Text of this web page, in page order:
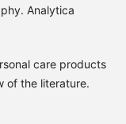
Analytica
care products
of the literature.